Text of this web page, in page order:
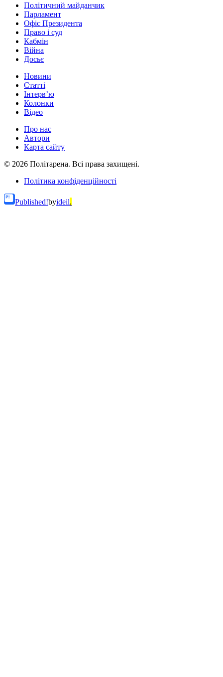
Політичний майданчик
Парламент
Офіс Президента
Право і суд
Кабмін
Війна
Досьє
Новини
Статті
Інтерв’ю
Колонки
Відео
Про нас
Автори
Карта сайту
© 2026 Політарена. Всі права захищені.
Політика конфіденційності
Published!byideil.